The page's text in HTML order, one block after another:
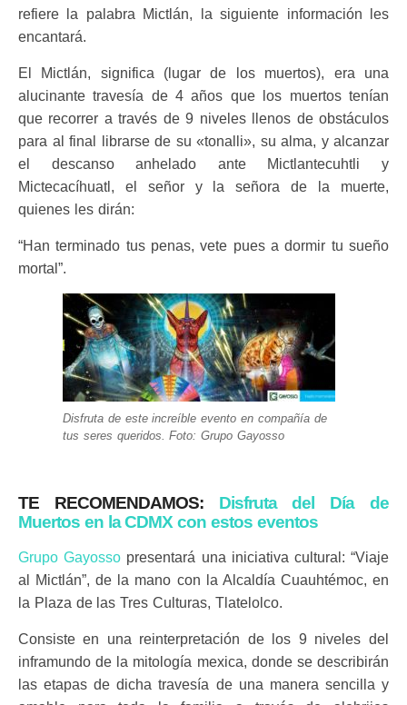
refiere la palabra Mictlán, la siguiente información les
encantará.
El Mictlán, significa (lugar de los muertos), era una
alucinante travesía de 4 años que los muertos tenían
que recorrer a través de 9 niveles llenos de obstáculos
para al final librarse de su «tonalli», su alma, y alcanzar
el descanso anhelado ante Mictlantecuhtli y
Mictecacíhuatl, el señor y la señora de la muerte,
quienes les dirán:
“Han terminado tus penas, vete pues a dormir tu sueño
mortal”.
Disfruta de este increíble evento en compañía de
tus seres queridos. Foto: Grupo Gayosso
TE RECOMENDAMOS:Disfruta del Día de
Muertos en la CDMX con estos eventos
Grupo Gayosso presentará una iniciativa cultural: “Viaje
al Mictlán”, de la mano con la Alcaldía Cuauhtémoc, en
la Plaza de las Tres Culturas, Tlatelolco.
Consiste en una reinterpretación de los 9 niveles del
inframundo de la mitología mexica, donde se describirán
las etapas de dicha travesía de una manera sencilla y